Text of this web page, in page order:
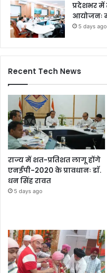
प्रदेशभर में
आयोजनः
5 days ago
Recent Tech News
राज्य में शत-प्रतिशत लागू होंगे
एनईपी-2020 के प्रावधानः डाॅ.
धन सिंह रावत
5 days ago